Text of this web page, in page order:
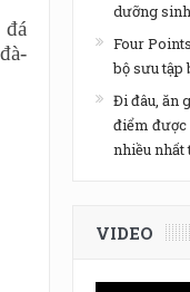
dưỡng
Four
bộ sưu tập
Đi đâu, ăn
điểm
nhiều
VIDEO